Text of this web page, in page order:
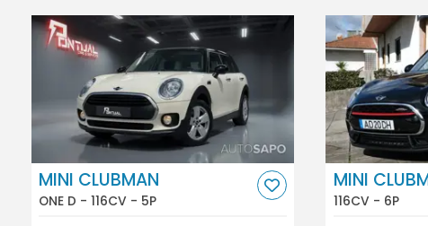
MINI CLUBMAN
ONE D - 116CV - 5P
MINI
116CV - 6P